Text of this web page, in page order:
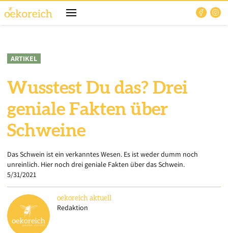
ARTIKEL
Wusstest Du das? Drei
geniale Fakten über
Schweine
Das Schwein ist ein verkanntes Wesen. Es ist weder dumm noch
unreinlich. Hier noch drei geniale Fakten über das Schwein.
5/31/2021
oekoreich aktuell
Redaktion